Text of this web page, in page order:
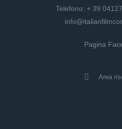
Telefono: + 39
Pagina
Area